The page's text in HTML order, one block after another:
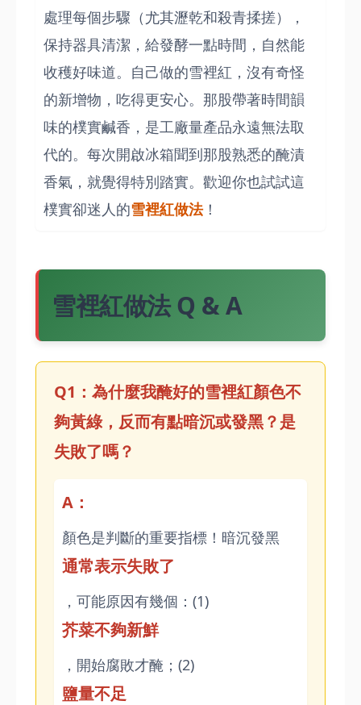
處理每個步驟（尤其瀝乾和殺青揉搓），
保持器具清潔，給發酵一點時間，自然能
收穫好味道。自己做的雪裡紅，沒有奇怪
的新增物，吃得更安心。那股帶著時間韻
味的樸實鹹香，是工廠量產品永遠無法取
代的。每次開啟冰箱聞到那股熟悉的醃漬
香氣，就覺得特別踏實。歡迎你也試試這
樸實卻迷人的雪裡紅做法！
雪裡紅做法 Q & A
Q1：為什麼我醃好的雪裡紅顏色不
夠黃綠，反而有點暗沉或發黑？是
失敗了嗎？
A：
顏色是判斷的重要指標！暗沉發黑
通常表示失敗了
，可能原因有幾個：(1)
芥菜不夠新鮮
，開始腐敗才醃；(2)
鹽量不足